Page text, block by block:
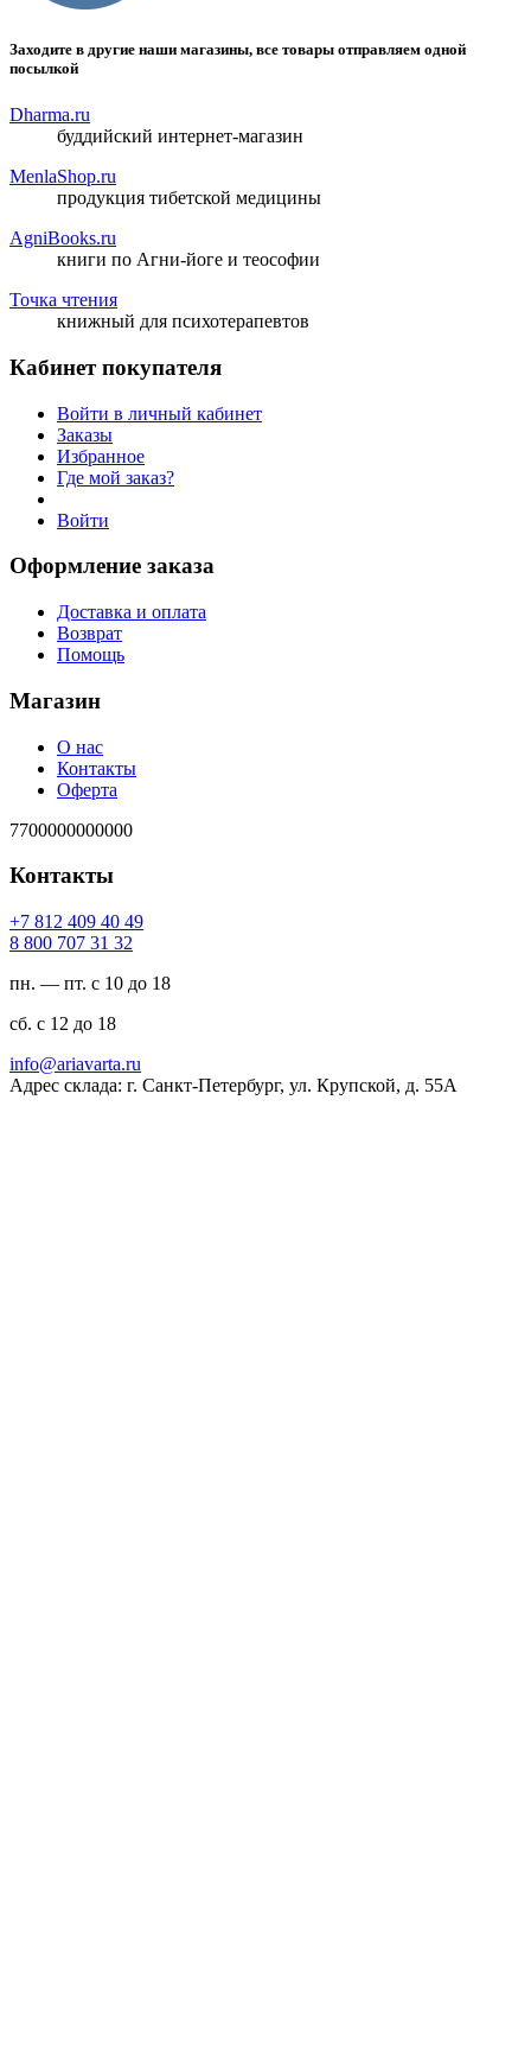
Заходите в другие наши магазины, все товары отправляем одной
посылкой
Dharma.ru
буддийский интернет-магазин
MenlaShop.ru
продукция тибетской медицины
AgniBooks.ru
книги по Агни-йоге и теософии
Точка чтения
книжный для психотерапевтов
Кабинет покупателя
Войти в личный кабинет
Заказы
Избранное
Где мой заказ?
Войти
Оформление заказа
Доставка и оплата
Возврат
Помощь
Магазин
О нас
Контакты
Оферта
7700000000000
Контакты
94 04 904 218 7+
23 13 707 008 8
пн. — пт. с 10 до 18
сб. с 12 до 18
ur.atravaira@ofni
Адрес склада: г. Санкт-Петербург, ул. Крупской, д. 55А